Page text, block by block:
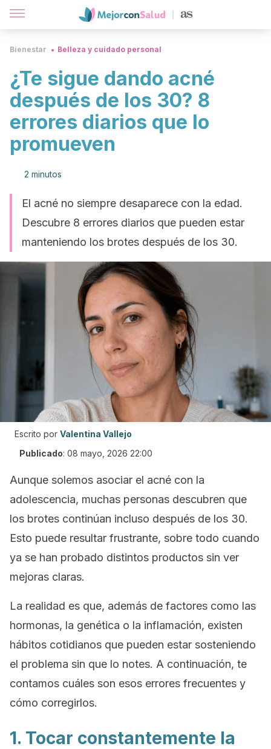
Bienestar Belleza y cuidado personal
¿Te sigue dando acné
después de los 30? 8
errores diarios que lo
promueven
2 minutos
El acné no siempre desaparece con la edad.
Descubre 8 errores diarios que pueden estar
manteniendo los brotes después de los 30.
Escrito por Valentina Vallejo
Publicado: 08 mayo, 2026 22:00
Aunque solemos asociar el acné con la
adolescencia, muchas personas descubren que
los brotes continúan incluso después de los 30.
Esto puede resultar frustrante, sobre todo cuando
ya se han probado distintos productos sin ver
mejoras claras.
La realidad es que, además de factores como las
hormonas, la genética o la inflamación, existen
hábitos cotidianos que pueden estar sosteniendo
el problema sin que lo notes. A continuación, te
contamos cuáles son esos errores frecuentes y
cómo corregirlos.
1. Tocar constantemente la